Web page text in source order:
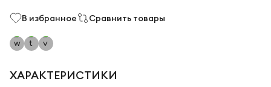
В избранное Сравнить товары
ХАРАКТЕРИСТИКИ